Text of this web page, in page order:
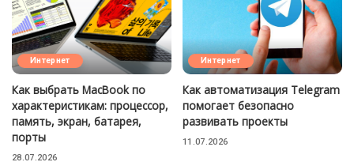
Интернет
Как выбрать MacBook по
характеристикам: процессор,
память, экран, батарея,
порты
28.07.2026
Интернет
Как автоматизация Telegram
помогает безопасно
развивать проекты
11.07.2026